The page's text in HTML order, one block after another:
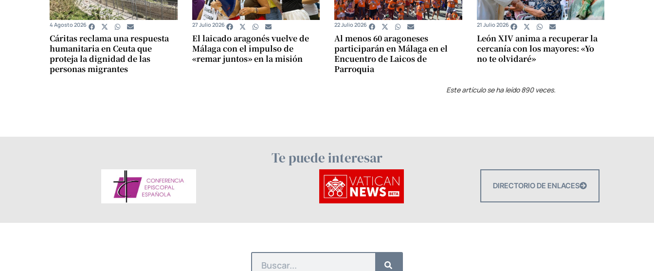
Cáritas reclama una respuesta
humanitaria en Ceuta que
proteja la dignidad de las
personas migrantes
4 Agosto 2026
El laicado aragonés vuelve de
Málaga con el impulso de
«remar juntos» en la misión
27 Julio 2026
Al menos 60 aragoneses
participarán en Málaga en el
Encuentro de Laicos de
Parroquia
22 Julio 2026
León XIV anima a recuperar la
cercanía con los mayores: «Yo
no te olvidaré»
21 Julio 2026
Este artículo se ha leído 890 veces.
Te puede interesar
DIRECTORIO DE ENLACES